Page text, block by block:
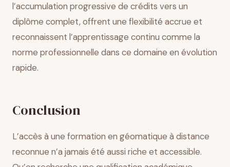
l’accumulation progressive de crédits vers un
diplôme complet, offrent une flexibilité accrue et
reconnaissent l’apprentissage continu comme la
norme professionnelle dans ce domaine en évolution
rapide.
Conclusion
L’accès à une formation en géomatique à distance
reconnue n’a jamais été aussi riche et accessible.